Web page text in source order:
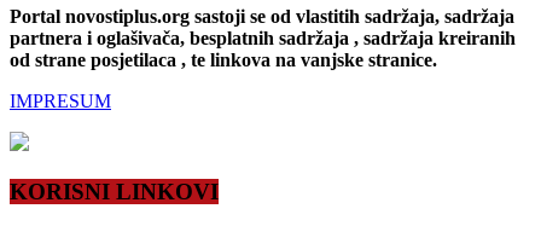
Portal novostiplus.org sastoji se od vlastitih sadržaja, sadržaja
partnera i oglašivača, besplatnih sadržaja , sadržaja kreiranih
od strane posjetilaca , te linkova na vanjske stranice.
IMPRESUM
KORISNI LINKOVI